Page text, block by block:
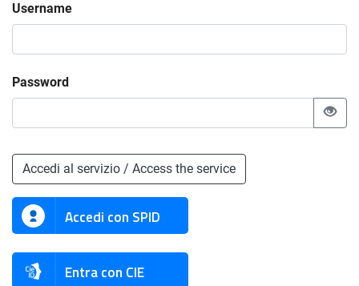
Username
Password
Accedi al servizio / Access the service
Accedi con SPID
Entra con CIE